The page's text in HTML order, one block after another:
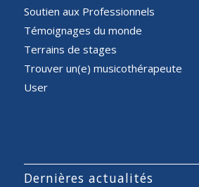
Soutien aux Professionnels
Témoignages du monde
Terrains de stages
Trouver un(e) musicothérapeute
User
Dernières actualités